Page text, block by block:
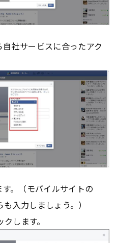
社サービスに合ったアク
。（モバイルサイトの
入力しましょう。）
します。